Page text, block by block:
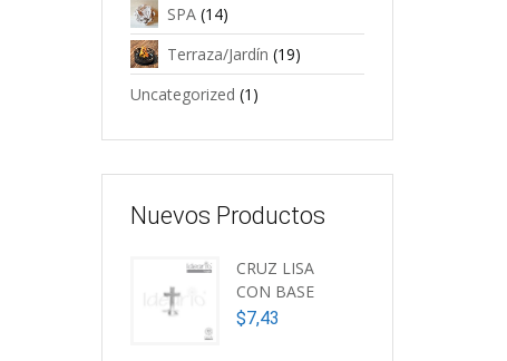
SPA (14)
Terraza/Jardín (19)
Uncategorized (1)
Nuevos Productos
CRUZ LISA
CON BASE
$7,43